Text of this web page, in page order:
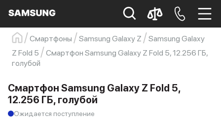
Samsung Смартфон s23
s23 ultra
Galaxy S22
Смартфоны Samsung Galaxy Z
Samsung Galaxy
Z Fold 5
Смартфон Samsung Galaxy Z Fold 5, 12.256 ГБ,
голубой
Смартфон Samsung Galaxy Z Fold 5,
12.256 ГБ, голубой
Ожидается поступление